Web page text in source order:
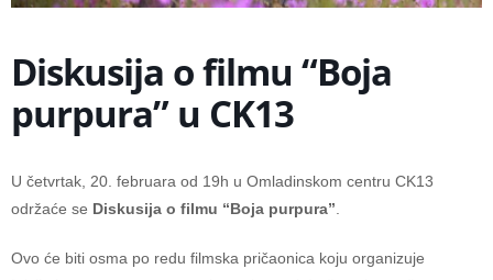
Diskusija o filmu “Boja
purpura” u CK13
U četvrtak, 20. februara od 19h u Omladinskom centru CK13
održaće se Diskusija o filmu “Boja purpura”
Ovo će biti osma po redu filmska pričaonica koju organizuje